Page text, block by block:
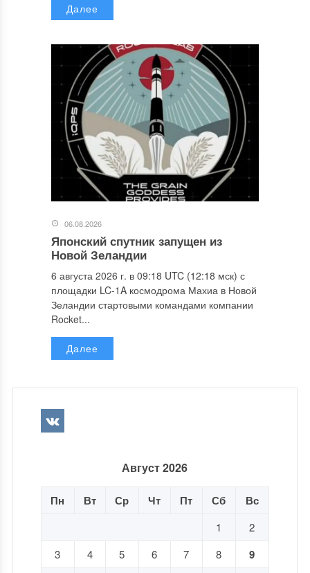
Далее
06.08.2026
Японский спутник запущен из
Новой Зеландии
6 августа 2026 г. в 09:18 UTC (12:18 мск) с
площадки LC-1A космодрома Махиа в Новой
Зеландии стартовыми командами компании
Rocket...
Далее
Август 2026
Пн Вт Ср Чт Пт Сб Вс
1
2
3
4 5 6 7 8 9